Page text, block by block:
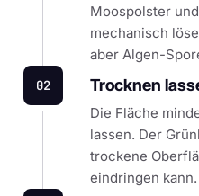
Moospolster
mechanisch
aber Algen-
02 Trocknen
Die Fläche
lassen. Der
trockene
eindringen kann.